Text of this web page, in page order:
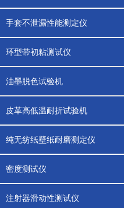
手套不泄漏性能测定仪
环型带初粘测试仪
油墨脱色试验机
皮革高低温耐折试验机
纯无纺纸壁纸耐磨测定仪
密度测试仪
注射器滑动性测试仪